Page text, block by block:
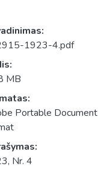
1923-4.pdf
MB
Portable Document
Nr. 4